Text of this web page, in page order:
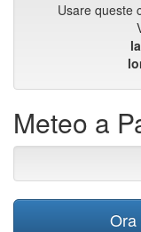
Usare queste
Meteo a
Ora